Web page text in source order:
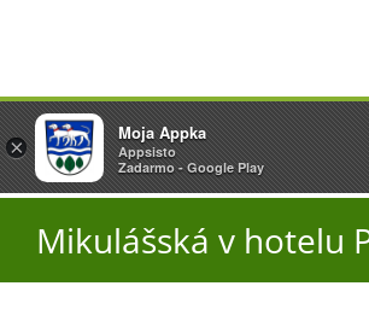
Přeskočit
na
obsah
Úřad
Mikulášská v hotelu
×
Vyžlovka
AppSisto
- In Google Play
×
Moja Appka
Appsisto
Zadarmo - Google Play